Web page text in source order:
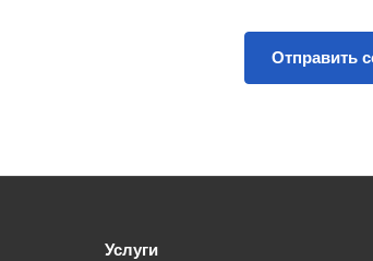
Услуги